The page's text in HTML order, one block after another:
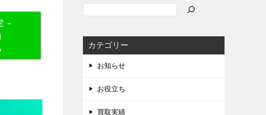
カテゴリー
お知らせ
お役立ち
買取実績